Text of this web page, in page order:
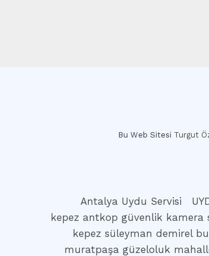
Bu Web Sitesi Turgut
Antalya Uydu Servisi
kepez antkop güvenlik kamera
kepez süleyman demirel
muratpaşa güzeloluk